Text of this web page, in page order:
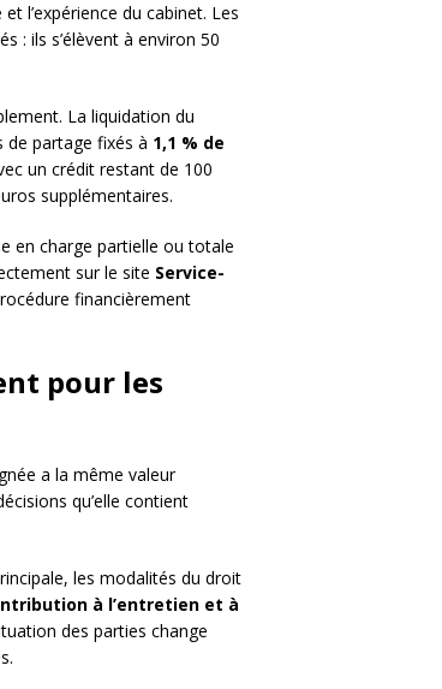
l’expérience du cabinet. Les
: ils s’élèvent à environ 50
La liquidation du
partage fixés à 1,1 % de
un crédit restant de 100
supplémentaires.
en charge partielle ou totale
sur le site Service-
financièrement
pour les
a la même valeur
qu’elle contient
les modalités du droit
à l’entretien et à
des parties change